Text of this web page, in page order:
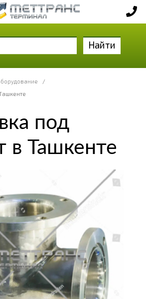
Найти
/
под
в Ташкенте